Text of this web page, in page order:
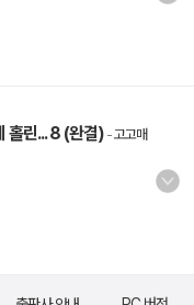
홀린... 8 (완결) -고고매